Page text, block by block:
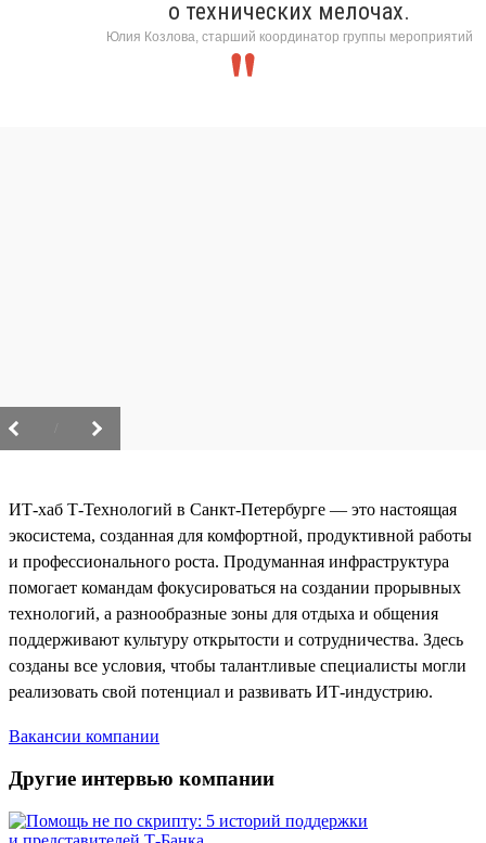
о технических мелочах.
Юлия Козлова, старший координатор группы мероприятий
ИТ-хаб Т-Технологий в Санкт-Петербурге — это настоящая
экосистема, созданная для комфортной, продуктивной работы
и профессионального роста. Продуманная инфраструктура
помогает командам фокусироваться на создании прорывных
технологий, а разнообразные зоны для отдыха и общения
поддерживают культуру открытости и сотрудничества. Здесь
созданы все условия, чтобы талантливые специалисты могли
реализовать свой потенциал и развивать ИТ-индустрию.
Вакансии компании
Другие интервью компании